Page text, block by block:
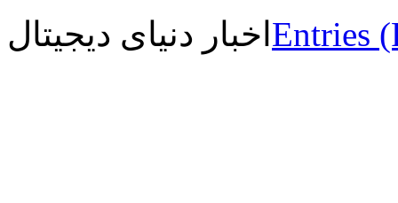
اخبار دنیای دیجیتال Entries